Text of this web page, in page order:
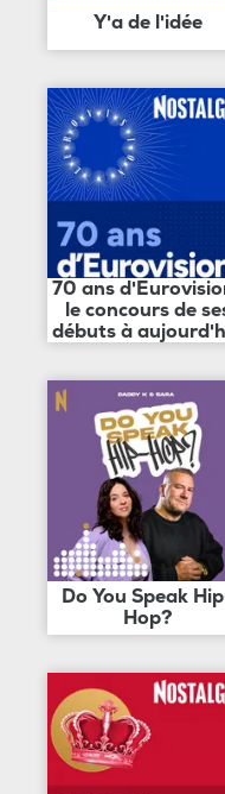
Y'a de l'idée
70 ans
le concours de
débuts à
Do You Speak
Hop?